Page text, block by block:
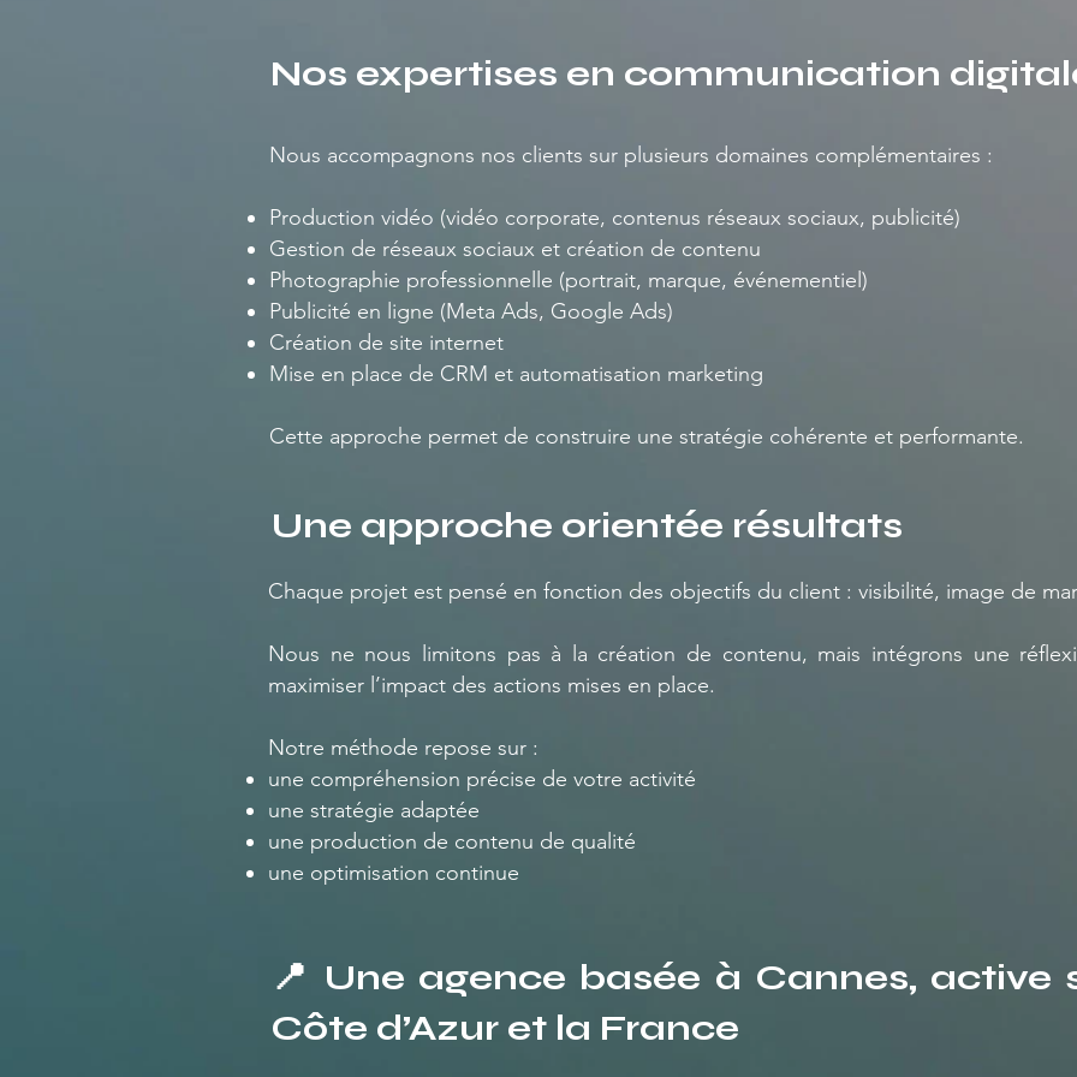
Nos expertises en communication
Nous accompagnons nos clients sur plusieurs domaines complémentaires :
Production vidéo (vidéo corporate, contenus réseaux sociaux, publicité)
Gestion de réseaux sociaux et création de contenu
Photographie professionnelle (portrait, marque, événementiel)
Publicité en ligne (Meta Ads, Google Ads)
Création de site internet
Mise en place de CRM et automatisation marketing
Cette approche permet de construire une stratégie cohérente et performante.
Une approche orientée résultats
Chaque projet est pensé en fonction des objectifs du client : visibilité, image de
Nous ne nous limitons pas à la création de contenu, mais intégrons une
maximiser l’impact des actions mises en place.
Notre méthode repose sur :
une compréhension précise de votre activité
une stratégie adaptée
une production de contenu de qualité
une optimisation continue
📍 Une agence basée à Cannes, active
Côte d’Azur et la France